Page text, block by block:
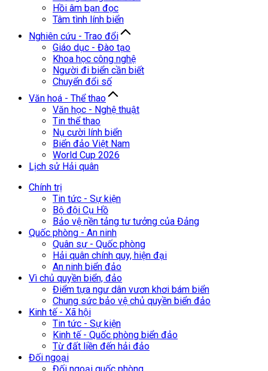
Hồi âm bạn đọc
Tâm tình lính biển
Nghiên cứu - Trao đổi
Giáo dục - Đào tạo
Khoa học công nghệ
Người đi biển cần biết
Chuyển đổi số
Văn hoá - Thể thao
Văn học - Nghệ thuật
Tin thể thao
Nụ cười lính biển
Biển đảo Việt Nam
World Cup 2026
Lịch sử Hải quân
Chính trị
Tin tức - Sự kiện
Bộ đội Cụ Hồ
Bảo vệ nền tảng tư tưởng của Đảng
Quốc phòng - An ninh
Quân sự - Quốc phòng
Hải quân chính quy, hiện đại
An ninh biển đảo
Vì chủ quyền biển, đảo
Điểm tựa ngư dân vươn khơi bám biển
Chung sức bảo vệ chủ quyền biển đảo
Kinh tế - Xã hội
Tin tức - Sự kiện
Kinh tế - Quốc phòng biển đảo
Từ đất liền đến hải đảo
Đối ngoại